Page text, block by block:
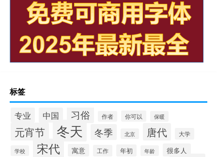
标签
专业 中国 习俗 作者 你可以 保暖
元宵节 冬天 冬季 北京 唐代 大学
学校 宋代 寓意 工作 年初 年龄 很多人